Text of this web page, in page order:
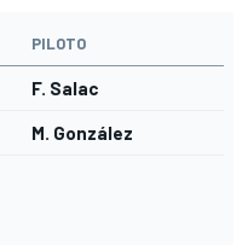
PILOTO
F. Salac
M. González